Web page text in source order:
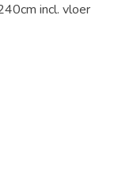
incl. vloer